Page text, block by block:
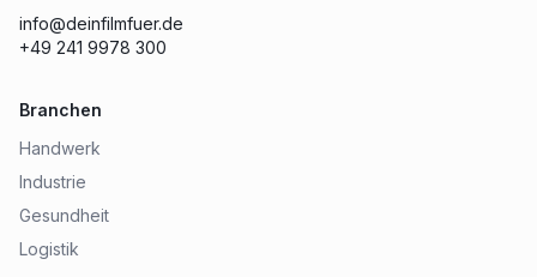
info@deinfilmfuer.de
+49 241 9978 300
Branchen
Handwerk
Industrie
Gesundheit
Logistik